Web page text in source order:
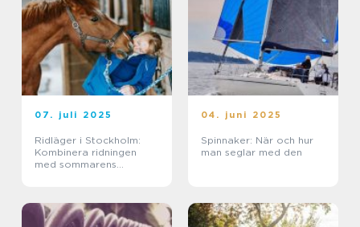
07. juli 2025
Ridläger i Stockholm:
Kombinera ridningen
med sommarens
04. juni 2025
Spinnaker: När och hur
man seglar med den